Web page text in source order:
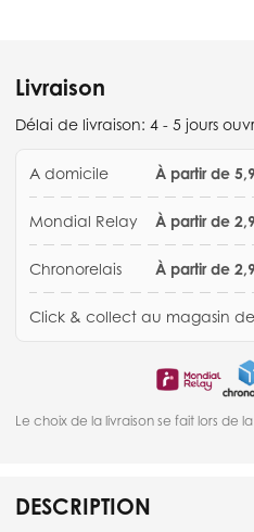
Livraison
Délai de livraison: 4 - 5 jours
A domicile À partir de
Mondial Relay À partir de
Chronorelais À partir de
Click & collect au magasin
Le choix de la livraison se fait lors de
DESCRIPTION